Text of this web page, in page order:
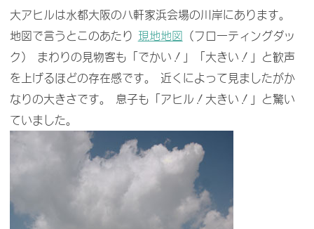
大アヒルは水都大阪の八軒家浜会場の川岸にあります。
地図で言うとこのあたり 現地地図
（フローティングダッ
ク） まわりの見物客も「でかい！」「大きい！」と歓声
を上げるほどの存在感です。 近くによって見ましたがか
なりの大きさです。 息子も「アヒル！大きい！」と驚い
ていました。